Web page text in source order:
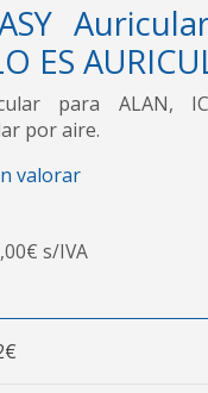
ES
para ALAN,
por aire.
valorar
s/IVA